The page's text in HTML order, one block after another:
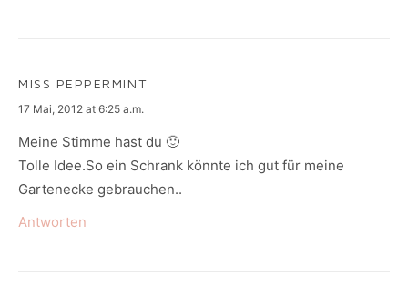
MISS PEPPERMINT
says:
17 Mai, 2012 at 6:25 a.m.
Meine Stimme hast du 🙂
Tolle Idee.So ein Schrank könnte ich gut für meine
Gartenecke gebrauchen..
Antworten